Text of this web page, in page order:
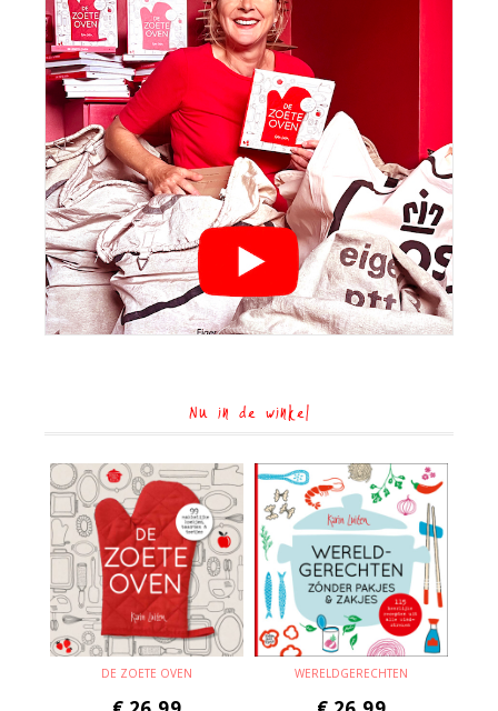
Nu in de winkel
DE ZOETE OVEN WERELDGERECHTEN